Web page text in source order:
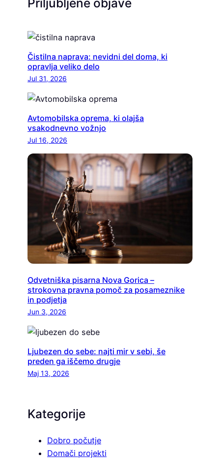
Priljubljene objave
Čistilna naprava: nevidni del doma, ki
opravlja veliko delo
Jul 31, 2026
Avtomobilska oprema, ki olajša
vsakodnevno vožnjo
Jul 16, 2026
Odvetniška pisarna Nova Gorica –
strokovna pravna pomoč za posameznike
in podjetja
Jun 3, 2026
Ljubezen do sebe: najti mir v sebi, še
preden ga iščemo drugje
Maj 13, 2026
Kategorije
Dobro počutje
Domači projekti